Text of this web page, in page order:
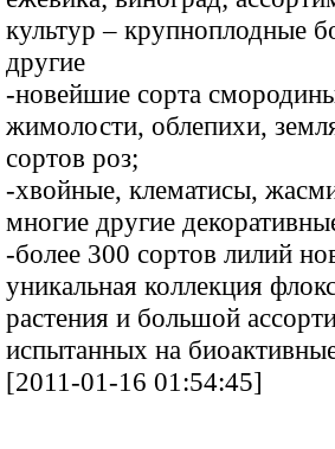
культур – крупноплодные
другие
-новейшие сорта
жимолости, облепихи,
сортов роз;
-хвойные, клематисы,
многие другие
-более 300 сортов лилий
уникальная коллекция
растения и большой
испытанных на
[2011-01-16 01:54:45]